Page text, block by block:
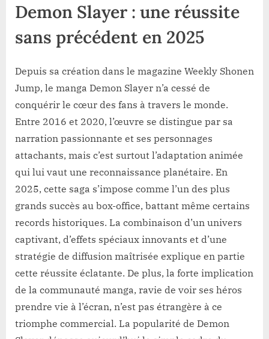
Demon Slayer : une réussite
sans précédent en 2025
Depuis sa création dans le magazine Weekly Shonen
Jump, le manga Demon Slayer n’a cessé de
conquérir le cœur des fans à travers le monde.
Entre 2016 et 2020, l’œuvre se distingue par sa
narration passionnante et ses personnages
attachants, mais c’est surtout l’adaptation animée
qui lui vaut une reconnaissance planétaire. En
2025, cette saga s’impose comme l’un des plus
grands succès au box-office, battant même certains
records historiques. La combinaison d’un univers
captivant, d’effets spéciaux innovants et d’une
stratégie de diffusion maîtrisée explique en partie
cette réussite éclatante. De plus, la forte implication
de la communauté manga, ravie de voir ses héros
prendre vie à l’écran, n’est pas étrangère à ce
triomphe commercial. La popularité de Demon